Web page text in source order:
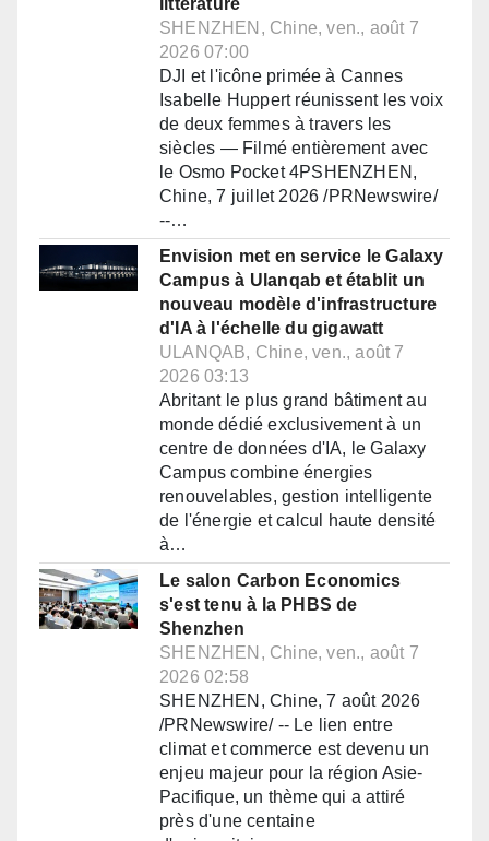
littérature
SHENZHEN, Chine, ven., août 7
2026 07:00
DJI et l'icône primée à Cannes
Isabelle Huppert réunissent les voix
de deux femmes à travers les
siècles — Filmé entièrement avec
le Osmo Pocket 4PSHENZHEN,
Chine, 7 juillet 2026 /PRNewswire/
--…
Envision met en service le Galaxy
Campus à Ulanqab et établit un
nouveau modèle d'infrastructure
d'IA à l'échelle du gigawatt
ULANQAB, Chine, ven., août 7
2026 03:13
Abritant le plus grand bâtiment au
monde dédié exclusivement à un
centre de données d'IA, le Galaxy
Campus combine énergies
renouvelables, gestion intelligente
de l'énergie et calcul haute densité
à…
Le salon Carbon Economics
s'est tenu à la PHBS de
Shenzhen
SHENZHEN, Chine, ven., août 7
2026 02:58
SHENZHEN, Chine, 7 août 2026
/PRNewswire/ -- Le lien entre
climat et commerce est devenu un
enjeu majeur pour la région Asie-
Pacifique, un thème qui a attiré
près d'une centaine